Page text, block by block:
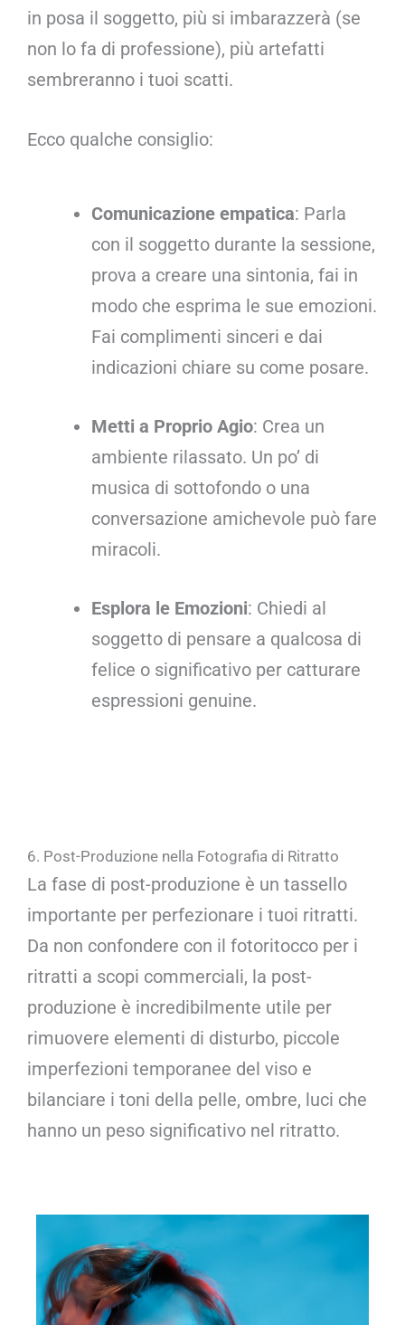
in posa il soggetto, più si imbarazzerà (se
non lo fa di professione), più artefatti
sembreranno i tuoi scatti.
Ecco qualche consiglio:
Comunicazione empatica: Parla
con il soggetto durante la sessione,
prova a creare una sintonia, fai in
modo che esprima le sue emozioni.
Fai complimenti sinceri e dai
indicazioni chiare su come posare.
Metti a Proprio Agio: Crea un
ambiente rilassato. Un po’ di
musica di sottofondo o una
conversazione amichevole può fare
miracoli.
Esplora le Emozioni: Chiedi al
soggetto di pensare a qualcosa di
felice o significativo per catturare
espressioni genuine.
6. Post-Produzione nella Fotografia di Ritratto
La fase di post-produzione è un tassello
importante per perfezionare i tuoi ritratti.
Da non confondere con il fotoritocco per i
ritratti a scopi commerciali, la post-
produzione è incredibilmente utile per
rimuovere elementi di disturbo, piccole
imperfezioni temporanee del viso e
bilanciare i toni della pelle, ombre, luci che
hanno un peso significativo nel ritratto.